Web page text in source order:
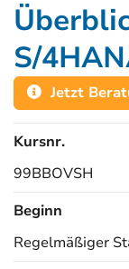
S/
Jetzt
Kursnr.
99BBOVSH
Beginn
Regelmäßiger